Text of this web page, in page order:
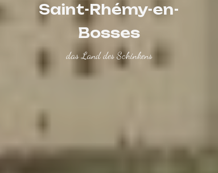
Saint-Rhémy-en-
Bosses
das Land des Schinkens